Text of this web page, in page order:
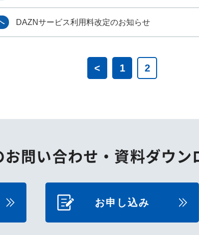
0138-34-2525
営業時間 9:00～18:00
025-210-
DAZNサービス利用料改定のお知らせ
< 1 2
問い合わせ・ 資料ダウン
お申し込み